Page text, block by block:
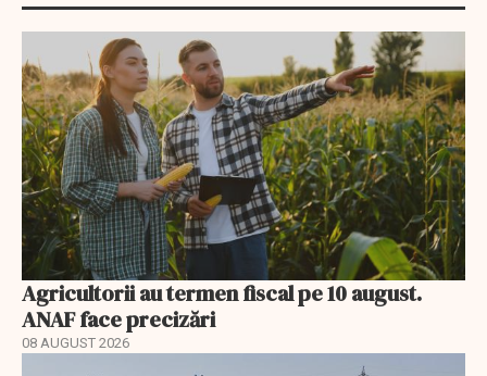
Agricultorii au termen fiscal pe 10 august.
ANAF face precizări
08 AUGUST 2026